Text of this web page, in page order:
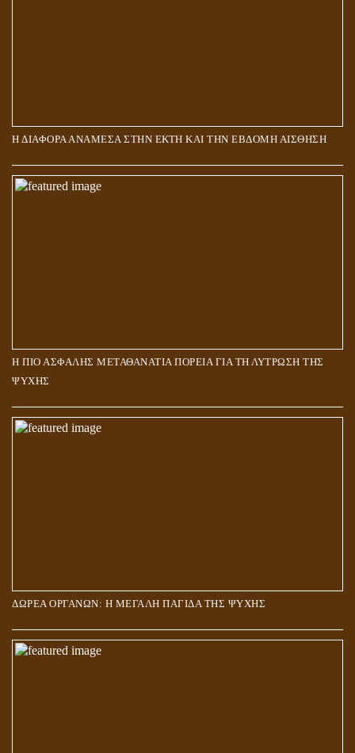
Η ΔΙΑΦΟΡΑ ΑΝΑΜΕΣΑ ΣΤΗΝ ΕΚΤΗ ΚΑΙ ΤΗΝ ΕΒΔΟΜΗ ΑΙΣΘΗΣΗ
Η ΠΙΟ ΑΣΦΑΛΗΣ ΜΕΤΑΘΑΝΑΤΙΑ ΠΟΡΕΙΑ ΓΙΑ ΤΗ ΛΥΤΡΩΣΗ ΤΗΣ
ΨΥΧΗΣ
ΔΩΡΕΑ ΟΡΓΑΝΩΝ: Η ΜΕΓΑΛΗ ΠΑΓΙΔΑ ΤΗΣ ΨΥΧΗΣ